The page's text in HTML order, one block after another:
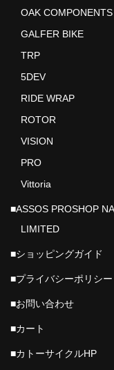
OAK COMPONENTS
GALFER BIKE
TRP
5DEV
RIDE WRAP
ROTOR
VISION
PRO
Vittoria
■ASSOS PROSHOP
LIMITED
■ショッピングガイド
■プライバシーポリシー
■お問い合わせ
■カート
■カトーサイクルHP